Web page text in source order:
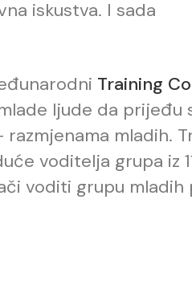
iskustva. I sada
Training
ljude da prijeđu
mladih.
voditelja grupa iz
voditi grupu mladih